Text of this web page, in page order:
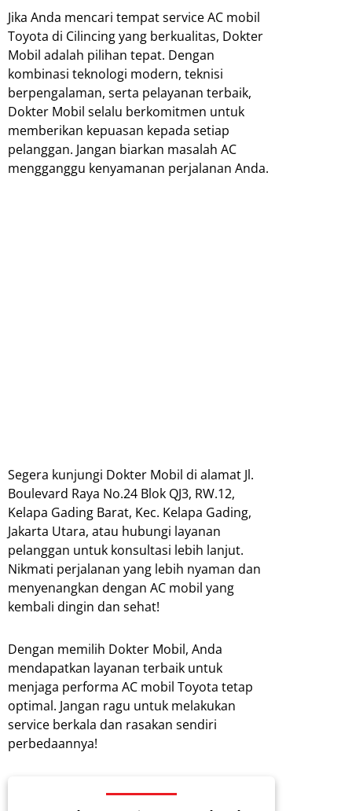
Jika Anda mencari tempat service AC mobil
Toyota di Cilincing yang berkualitas, Dokter
Mobil adalah pilihan tepat. Dengan
kombinasi teknologi modern, teknisi
berpengalaman, serta pelayanan terbaik,
Dokter Mobil selalu berkomitmen untuk
memberikan kepuasan kepada setiap
pelanggan. Jangan biarkan masalah AC
mengganggu kenyamanan perjalanan Anda.
Segera kunjungi Dokter Mobil di alamat Jl.
Boulevard Raya No.24 Blok QJ3, RW.12,
Kelapa Gading Barat, Kec. Kelapa Gading,
Jakarta Utara, atau hubungi layanan
pelanggan untuk konsultasi lebih lanjut.
Nikmati perjalanan yang lebih nyaman dan
menyenangkan dengan AC mobil yang
kembali dingin dan sehat!
Dengan memilih Dokter Mobil, Anda
mendapatkan layanan terbaik untuk
menjaga performa AC mobil Toyota tetap
optimal. Jangan ragu untuk melakukan
service berkala dan rasakan sendiri
perbedaannya!